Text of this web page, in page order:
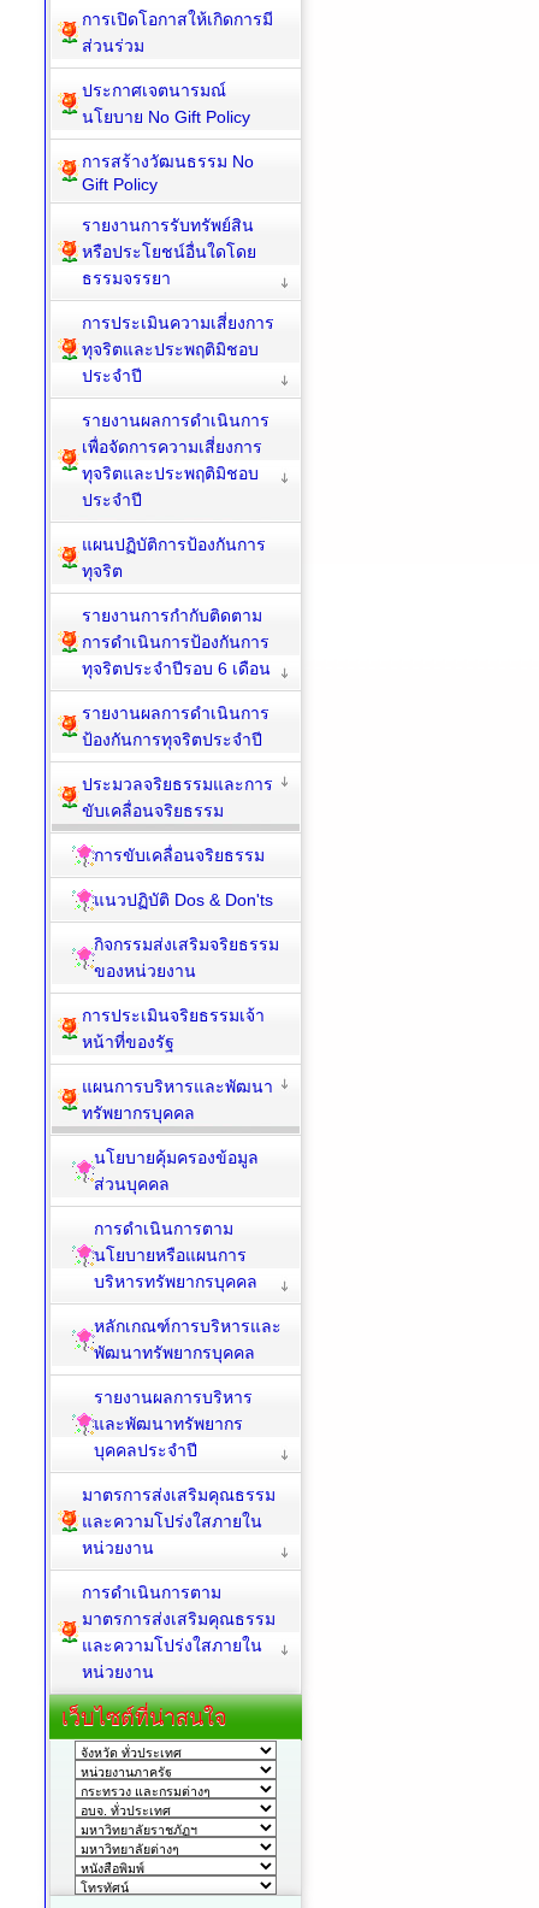
การเปิดโอกาสให้เกิดการมี
ส่วนร่วม
ประกาศเจตนารมณ์
นโยบาย No Gift Policy
การสร้างวัฒนธรรม No
Gift Policy
รายงานการรับทรัพย์สิน
หรือประโยชน์อื่นใดโดย
ธรรมจรรยา
การประเมินความเสี่ยงการ
ทุจริตและประพฤติมิชอบ
ประจำปี
รายงานผลการดำเนินการ
เพื่อจัดการความเสี่ยงการ
ทุจริตและประพฤติมิชอบ
ประจำปี
แผนปฏิบัติการป้องกันการ
ทุจริต
รายงานการกำกับติดตาม
การดำเนินการป้องกันการ
ทุจริตประจำปีรอบ 6 เดือน
รายงานผลการดำเนินการ
ป้องกันการทุจริตประจำปี
ประมวลจริยธรรมและการ
ขับเคลื่อนจริยธรรม
การขับเคลื่อนจริยธรรม
แนวปฏิบัติ Dos & Don'ts
กิจกรรมส่งเสริมจริยธรรม
ของหน่วยงาน
การประเมินจริยธรรมเจ้า
หน้าที่ของรัฐ
แผนการบริหารและพัฒนา
ทรัพยากรบุคคล
นโยบายคุ้มครองข้อมูล
ส่วนบุคคล
การดำเนินการตาม
นโยบายหรือแผนการ
บริหารทรัพยากรบุคคล
หลักเกณฑ์การบริหารและ
พัฒนาทรัพยากรบุคคล
รายงานผลการบริหาร
และพัฒนาทรัพยากร
บุคคลประจำปี
มาตรการส่งเสริมคุณธรรม
และความโปร่งใสภายใน
หน่วยงาน
การดำเนินการตาม
มาตรการส่งเสริมคุณธรรม
และความโปร่งใสภายใน
หน่วยงาน
เว็บไซต์ที่น่าสนใจ